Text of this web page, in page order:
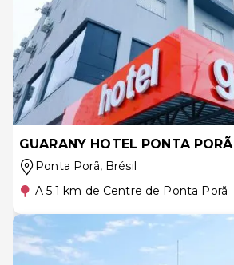
GUARANY HOTEL PONTA PORÃ
Ponta Porã, Brésil
A 5.1 km de Centre de Ponta Porã